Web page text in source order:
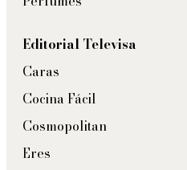
Editorial Televisa
Caras
Cocina Fácil
Cosmopolitan
Eres